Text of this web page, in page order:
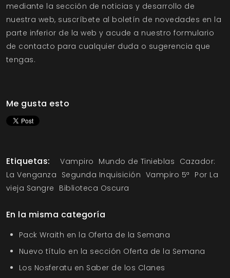
mediante la sección de noticias y desarrollo de
nuestra web, suscríbete al boletín de novedades en la
parte inferior de la web y acude a nuestroformulario
de contacto para cualquier duda o sugerencia que
tengas.
Me gusta esto
Etiquetas: Vampiro Mundo de Tinieblas Cazador:
La Venganza Segunda Inquisición Vampiro 5ª Por La
vieja Sangre Biblioteca Oscura
En la misma categoría
Pack Wraith en la Oferta de la Semana
Nuevo título en la sección Oferta de la Semana
Los Nosferatu en Saber de los Clanes